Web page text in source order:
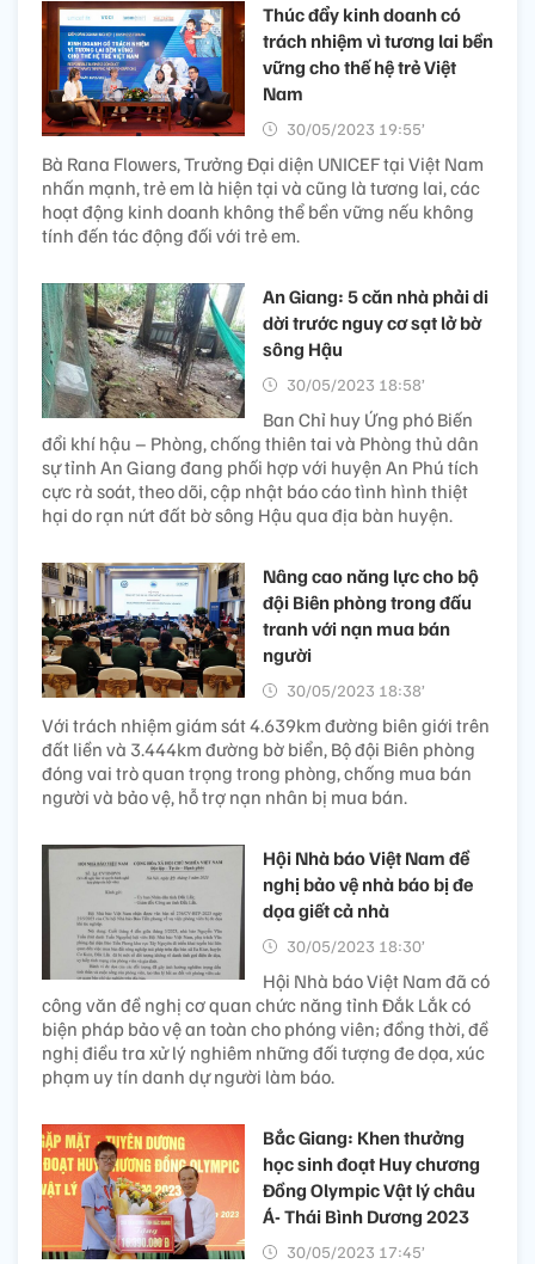
Thúc đẩy kinh doanh có
trách nhiệm vì tương lai bền
vững cho thế hệ trẻ Việt
Nam
30/05/2023 19:55’
Bà Rana Flowers, Trưởng Đại diện UNICEF tại Việt Nam
nhấn mạnh, trẻ em là hiện tại và cũng là tương lai, các
hoạt động kinh doanh không thể bền vững nếu không
tính đến tác động đối với trẻ em.
An Giang: 5 căn nhà phải di
dời trước nguy cơ sạt lở bờ
sông Hậu
30/05/2023 18:58’
Ban Chỉ huy Ứng phó Biến
đổi khí hậu – Phòng, chống thiên tai và Phòng thủ dân
sự tỉnh An Giang đang phối hợp với huyện An Phú tích
cực rà soát, theo dõi, cập nhật báo cáo tình hình thiệt
hại do rạn nứt đất bờ sông Hậu qua địa bàn huyện.
Nâng cao năng lực cho bộ
đội Biên phòng trong đấu
tranh với nạn mua bán
người
30/05/2023 18:38’
Với trách nhiệm giám sát 4.639km đường biên giới trên
đất liền và 3.444km đường bờ biển, Bộ đội Biên phòng
đóng vai trò quan trọng trong phòng, chống mua bán
người và bảo vệ, hỗ trợ nạn nhân bị mua bán.
Hội Nhà báo Việt Nam đề
nghị bảo vệ nhà báo bị đe
dọa giết cả nhà
30/05/2023 18:30’
Hội Nhà báo Việt Nam đã có
công văn đề nghị cơ quan chức năng tỉnh Đắk Lắk có
biện pháp bảo vệ an toàn cho phóng viên; đồng thời, đề
nghị điều tra xử lý nghiêm những đối tượng đe dọa, xúc
phạm uy tín danh dự người làm báo.
Bắc Giang: Khen thưởng
học sinh đoạt Huy chương
Đồng Olympic Vật lý châu
Á- Thái Bình Dương 2023
30/05/2023 17:45’